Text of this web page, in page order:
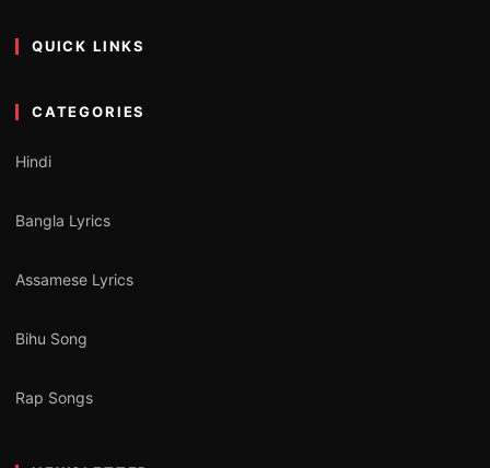
QUICK LINKS
CATEGORIES
Hindi
Bangla Lyrics
Assamese Lyrics
Bihu Song
Rap Songs